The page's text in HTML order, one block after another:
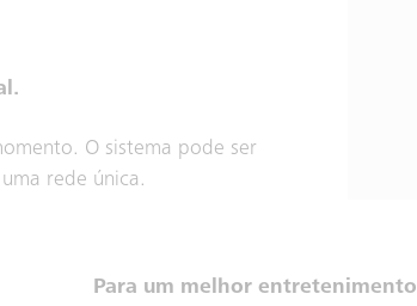
O sistema pode ser
rede única.
Para um melhor entretenimento